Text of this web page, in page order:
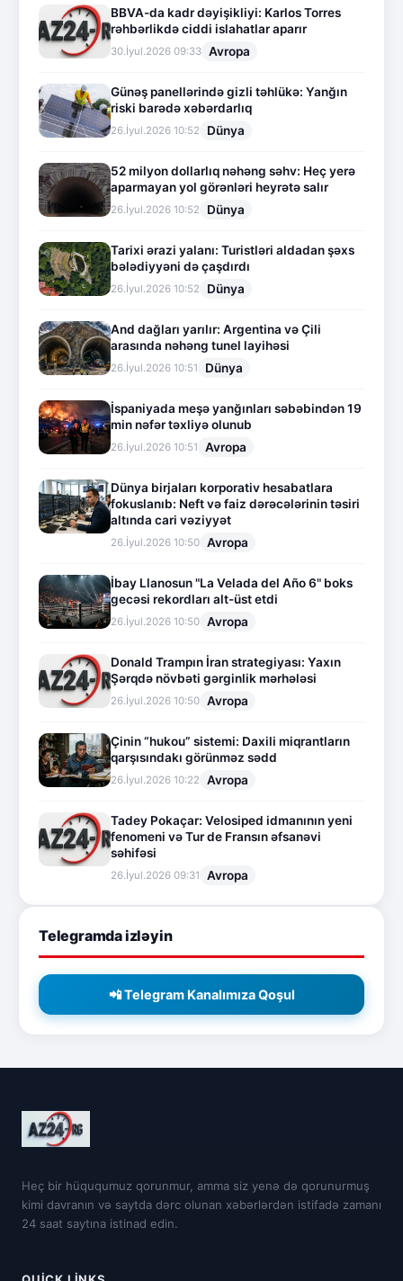
BBVA-da kadr dəyişikliyi: Karlos Torres
rəhbərlikdə ciddi islahatlar aparır
30.İyul.2026 09:33 Avropa
Günəş panellərində gizli təhlükə: Yanğın
riski barədə xəbərdarlıq
26.İyul.2026 10:52 Dünya
52 milyon dollarlıq nəhəng səhv: Heç yerə
aparmayan yol görənləri heyrətə salır
26.İyul.2026 10:52 Dünya
Tarixi ərazi yalanı: Turistləri aldadan şəxs
bələdiyyəni də çaşdırdı
26.İyul.2026 10:52 Dünya
And dağları yarılır: Argentina və Çili
arasında nəhəng tunel layihəsi
26.İyul.2026 10:51 Dünya
İspaniyada meşə yanğınları səbəbindən 19
min nəfər təxliyə olunub
26.İyul.2026 10:51 Avropa
Dünya birjaları korporativ hesabatlara
fokuslanıb: Neft və faiz dərəcələrinin təsiri
altında cari vəziyyət
26.İyul.2026 10:50 Avropa
İbay Llanosun "La Velada del Año 6" boks
gecəsi rekordları alt-üst etdi
26.İyul.2026 10:50 Avropa
Donald Trampın İran strategiyası: Yaxın
Şərqdə növbəti gərginlik mərhələsi
26.İyul.2026 10:50 Avropa
Çinin “hukou” sistemi: Daxili miqrantların
qarşısındakı görünməz sədd
26.İyul.2026 10:22 Avropa
Tadey Pokaçar: Velosiped idmanının yeni
fenomeni və Tur de Fransın əfsanəvi
səhifəsi
26.İyul.2026 09:31 Avropa
Telegramda izləyin
📲 Telegram Kanalımıza Qoşul
Heç bir hüququmuz qorunmur, amma siz yenə də qorunurmuş
kimi davranın və saytda dərc olunan xəbərlərdən istifadə zamanı
24 saat saytına istinad edin.